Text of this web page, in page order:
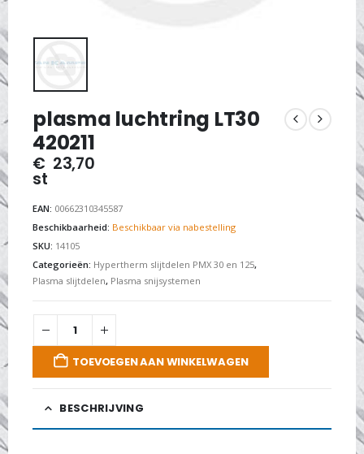
plasma luchtring LT30
420211
€ 23,70
st
EAN: 00662310345587
Beschikbaarheid: Beschikbaar via nabestelling
SKU: 14105
Categorieën: Hypertherm slijtdelen PMX 30 en 125,
Plasma slijtdelen, Plasma snijsystemen
TOEVOEGEN AAN WINKELWAGEN
BESCHRIJVING